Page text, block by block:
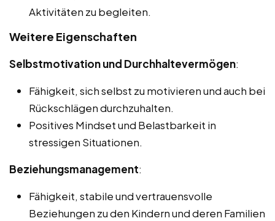
Aktivitäten zu begleiten.
Weitere Eigenschaften
Selbstmotivation und Durchhaltevermögen:
Fähigkeit, sich selbst zu motivieren und auch bei
Rückschlägen durchzuhalten.
Positives Mindset und Belastbarkeit in
stressigen Situationen.
Beziehungsmanagement:
Fähigkeit, stabile und vertrauensvolle
Beziehungen zu den Kindern und deren Familien